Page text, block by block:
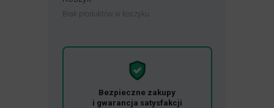
Brak produktów w koszyku.
Bezpieczne zakupy
i gwarancja satysfakcji